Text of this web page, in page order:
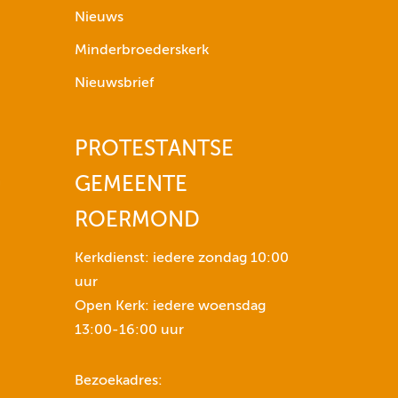
j
e
t
s
e
v
Nieuws
Minderbroederskerk
Nieuwsbrief
PROTESTANTSE
GEMEENTE
ROERMOND
Kerkdienst: iedere zondag 10:00
uur
Open Kerk: iedere woensdag
13:00-16:00 uur
Bezoekadres: